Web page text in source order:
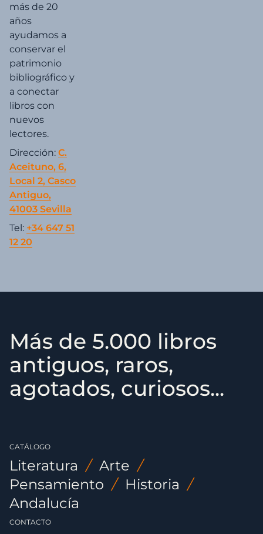
más de 20
años
ayudamos a
conservar el
patrimonio
bibliográfico y
a conectar
libros con
nuevos
lectores.
Dirección: C.
Aceituno, 6,
Local 2, Casco
Antiguo,
41003 Sevilla
Tel: +34 647 51
12 20
Más de 5.000 libros
antiguos, raros,
agotados, curiosos...
CATÁLOGO
Literatura / Arte /
Pensamiento / Historia /
Andalucía
CONTACTO